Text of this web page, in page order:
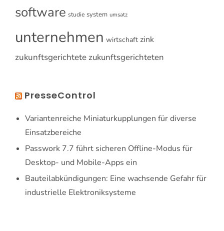
software studie system umsatz
unternehmen wirtschaft zink
zukunftsgerichtete zukunftsgerichteten
PresseControl
Variantenreiche Miniaturkupplungen für diverse
Einsatzbereiche
Passwork 7.7 führt sicheren Offline-Modus für
Desktop- und Mobile-Apps ein
Bauteilabkündigungen: Eine wachsende Gefahr für
industrielle Elektroniksysteme